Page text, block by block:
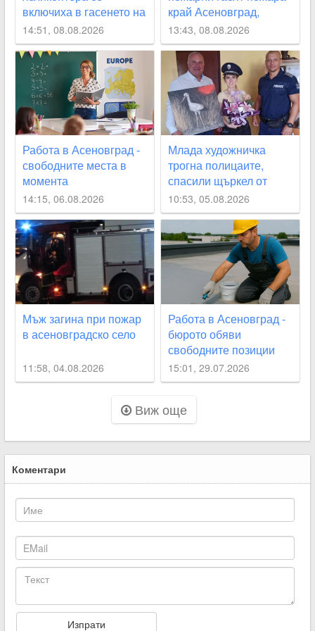
включиха в гасенето на
огъня над Асеновград,
засегнат е гробищния
парк СНИМКИ+ВИДЕО
14:51, 08.08.2026
край Асеновград,
затвориха
околовръстния път
СНИМКИ
13:43, 08.08.2026
Работа в Асеновград -
свободните места в
момента
14:15, 06.08.2026
Млада художничка
трогна полицаите,
спасили щъркел от
огнения ад край
Асеновград
10:53, 05.08.2026
Мъж загина при пожар
в асеновградско село
11:58, 04.08.2026
Работа в Асеновград -
бюрото обяви
свободните позиции
15:01, 29.07.2026
Виж още
Коментари